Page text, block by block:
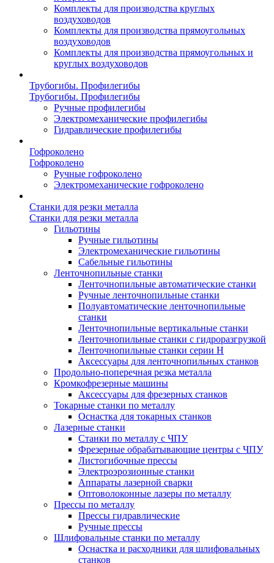
Комплекты для производства круглых
воздуховодов
Комплекты для производства прямоугольных
воздуховодов
Комплекты для производства прямоугольных и
круглых воздуховодов
Трубогибы. Профилегибы
Трубогибы. Профилегибы
Ручные профилегибы
Электромеханические профилегибы
Гидравлические профилегибы
Гофроколено
Гофроколено
Ручные гофроколено
Электромеханические гофроколено
Станки для резки металла
Станки для резки металла
Гильотины
Ручные гильотины
Электромеханические гильотины
Сабельные гильотины
Ленточнопильные станки
Ленточнопильные автоматические станки
Ручные ленточнопильные станки
Полуавтоматические ленточнопильные
станки
Ленточнопильные вертикальные станки
Ленточнопильные станки с гидроразгрузкой
Ленточнопильные станки серии H
Аксессуары для ленточнопильных станков
Продольно-поперечная резка металла
Кромкофрезерные машины
Аксессуары для фрезерных станков
Токарные станки по металлу
Оснастка для токарных станков
Лазерные станки
Станки по металлу с ЧПУ
Фрезерные обрабатывающие центры с ЧПУ
Листогибочные прессы
Электроэрозионные станки
Аппараты лазерной сварки
Оптоволоконные лазеры по металлу
Прессы по металлу
Прессы гидравлические
Ручные прессы
Шлифовальные станки по металлу
Оснастка и расходники для шлифовальных
станков